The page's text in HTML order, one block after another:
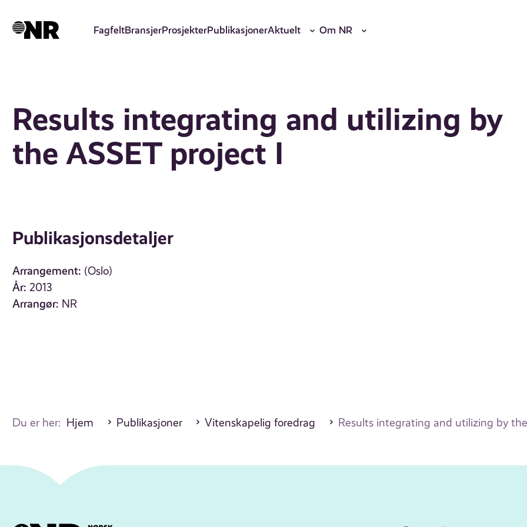
hovedinnhold
FagfeltBransjerProsjekterPublikasjonerAktuelt Om NR
Results integrating and utilizing by
the ASSET project I
Publikasjonsdetaljer
Arrangement: (Oslo)
År: 2013
Arrangør: NR
Du er her: Hjem Publikasjoner Vitenskapelig foredrag Results integrating and utilizing by